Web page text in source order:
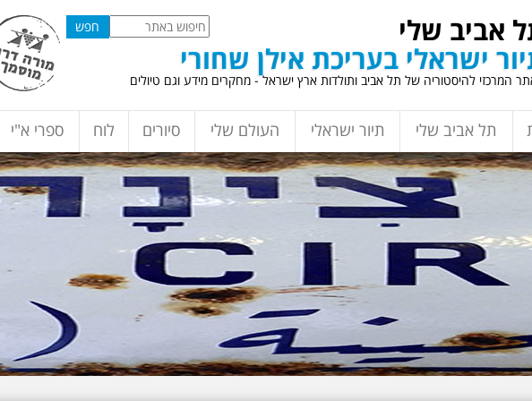
אביב שלי
ישראלי בעריכת אילן שחורי
המרכזי להיסטוריה של תל אביב ותולדות ארץ ישראל - מחקרים מידע וגם טיולים
תל אביב שלי תיור ישראלי העולם שלי סיורים לוח ספרי א"י